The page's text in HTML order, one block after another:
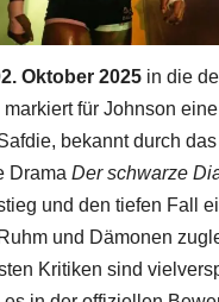
Oktober 2025 in die
für Johnson
bekannt durch das
Drama Der schwarze
und den tiefen Fall
und Dämonen
Kritiken sind